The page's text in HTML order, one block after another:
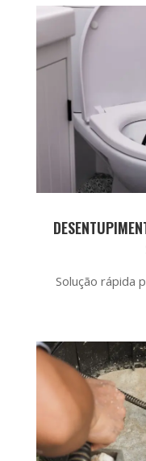
Solução rápida